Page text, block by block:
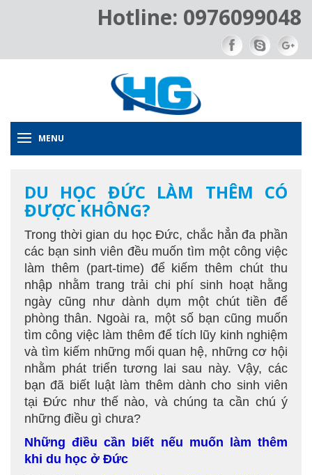
Hotline: 0976099048
MENU
DU HỌC ĐỨC LÀM THÊM CÓ
ĐƯỢC KHÔNG?
Trong thời gian du học Đức, chắc hẳn đa phần
các bạn sinh viên đều muốn tìm một công việc
làm thêm (part-time) để kiếm thêm chút thu
nhập nhằm trang trải chi phí sinh hoạt hằng
ngày cũng như dành dụm một chút tiền để
phòng thân. Ngoài ra, một số bạn cũng muốn
tìm công việc làm thêm để tích lũy kinh nghiệm
và tìm kiếm những mối quan hệ, những cơ hội
nhằm phát triển tương lai sau này. Vậy, các
bạn đã biết luật làm thêm dành cho sinh viên
tại Đức như thế nào, và chúng ta cần chú ý
những điều gì chưa?
Những điều cần biết nếu muốn làm thêm
khi du học ở Đức